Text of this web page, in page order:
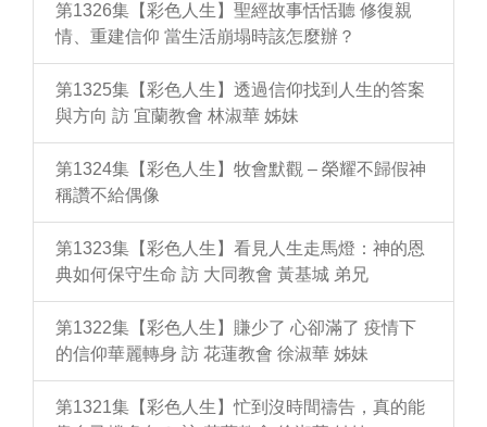
第1326集【彩色人生】聖經故事恬恬聽 修復親
情、重建信仰 當生活崩塌時該怎麼辦？
第1325集【彩色人生】透過信仰找到人生的答案
與方向 訪 宜蘭教會 林淑華 姊妹
第1324集【彩色人生】牧會默觀 – 榮耀不歸假神
稱讚不給偶像
第1323集【彩色人生】看見人生走馬燈：神的恩
典如何保守生命 訪 大同教會 黃基城 弟兄
第1322集【彩色人生】賺少了 心卻滿了 疫情下
的信仰華麗轉身 訪 花蓮教會 徐淑華 姊妹
第1321集【彩色人生】忙到沒時間禱告，真的能